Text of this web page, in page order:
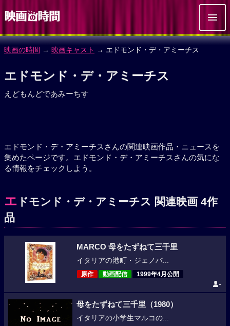
映画の時間 → 映画キャスト → エドモンド・デ・アミーチス
エドモンド・デ・アミーチス
えどもんどであみーちす
エドモンド・デ・アミーチスさんの関連映画作品・ニュースを
集めたページです。エドモンド・デ・アミーチスさんの気にな
る情報をチェックしよう。
エ ドモンド・デ・アミーチス 関連映画 4作
品
MARCO 母をたずねて三千里
イタリアの港町・ジェノバ...
原作 動画配信 1999年4月公開
-
母をたずねて三千里（1980）
イタリアの小学生マルコの...